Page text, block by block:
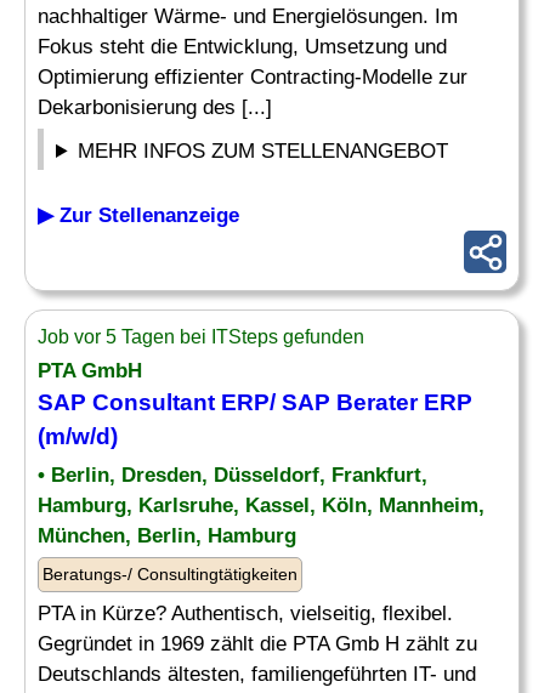
nachhaltiger Wärme- und Energielösungen. Im
Fokus steht die Entwicklung, Umsetzung und
Optimierung effizienter Contracting-Modelle zur
Dekarbonisierung des [...]
MEHR INFOS ZUM STELLENANGEBOT
▶ Zur Stellenanzeige
Job vor 5 Tagen bei ITSteps gefunden
PTA GmbH
SAP Consultant ERP/ SAP Berater ERP
(m/w/d)
• Berlin, Dresden, Düsseldorf, Frankfurt,
Hamburg, Karlsruhe, Kassel, Köln, Mannheim,
München, Berlin, Hamburg
Beratungs-/ Consultingtätigkeiten
PTA in Kürze? Authentisch, vielseitig, flexibel.
Gegründet in 1969 zählt die PTA Gmb H zählt zu
Deutschlands ältesten, familiengeführten IT- und